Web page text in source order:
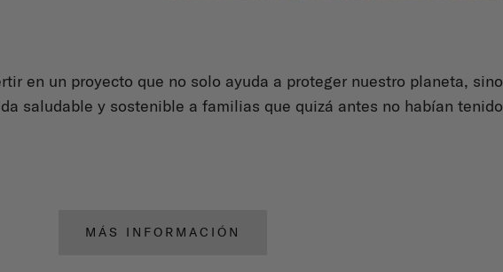
en un proyecto que no solo ayuda a proteger nuestro planeta, sino
saludable y sostenible a familias que quizá antes no habían tenido
MÁS INFORMACIÓN